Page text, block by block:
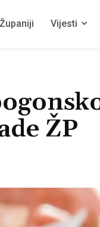
Vijesti
ŽP